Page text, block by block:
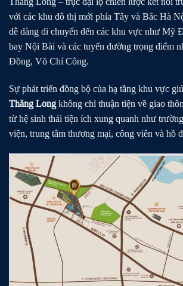
với các khu đô thị mới phía Tây và Bắc Hà
dễ dàng di chuyển đến các khu vực như Mỹ
bay Nội Bài và các tuyến đường trọng điểm
Đồng, Võ Chí Công.
Sự phát triển đồng bộ của hạ tầng khu vực
Thăng Long không chỉ thuận tiện về giao
từ hệ sinh thái tiện ích xung quanh như
viện, trung tâm thương mại, công viên và hồ